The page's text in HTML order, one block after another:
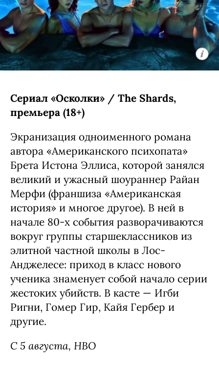
Сериал «Осколки» / The Shards,
премьера (18+)
Экранизация одноименного романа
автора «Американского психопата»
Брета Истона Эллиса, которой занялся
великий и ужасный шоураннер Райан
Мерфи (франшиза «Американская
история» и многое другое). В ней в
начале 80-х события разворачиваются
вокруг группы старшеклассников из
элитной частной школы в Лос-
Анджелесе: приход в класс нового
ученика знаменует собой начало серии
жестоких убийств. В касте — Игби
Ригни, Гомер Гир, Кайя Гербер и
другие.
С 5 августа, HBO